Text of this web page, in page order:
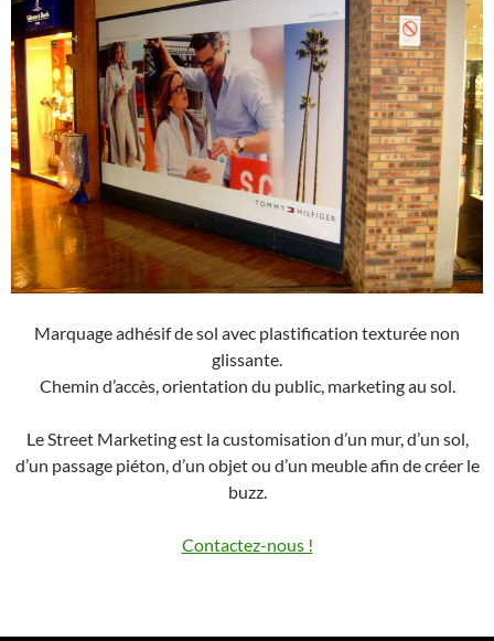
Marquage adhésif de sol avec plastification texturée non
glissante.
Chemin d’accès, orientation du public, marketing au sol.
Le Street Marketing est la customisation d’un mur, d’un sol,
d’un passage piéton, d’un objet ou d’un meuble afin de créer le
buzz.
Contactez-nous !